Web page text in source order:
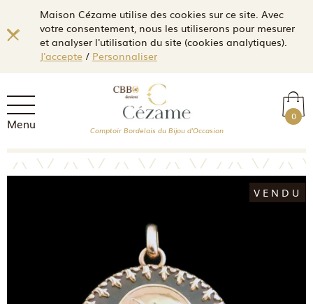
Maison Cézame utilise des cookies sur ce site. Avec
votre consentement, nous les utiliserons pour mesurer
et analyser l'utilisation du site (cookies analytiques).
J'accepte/ Personnaliser
Menu 0
Comptoir Bordelais du Bijou d'Occasion
VENDU